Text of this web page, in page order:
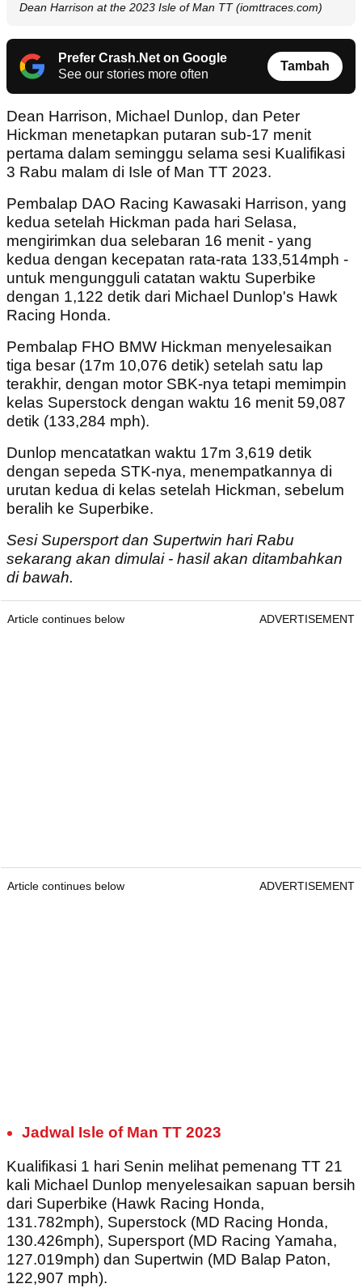
Dean Harrison at the 2023 Isle of Man TT (iomttraces.com)
Prefer Crash.Net on Google
See our stories more often
Tambah
Dean Harrison, Michael Dunlop, dan Peter
Hickman menetapkan putaran sub-17 menit
pertama dalam seminggu selama sesi Kualifikasi
3 Rabu malam di Isle of Man TT 2023.
Pembalap DAO Racing Kawasaki Harrison, yang
kedua setelah Hickman pada hari Selasa,
mengirimkan dua selebaran 16 menit - yang
kedua dengan kecepatan rata-rata 133,514mph -
untuk mengungguli catatan waktu Superbike
dengan 1,122 detik dari Michael Dunlop's Hawk
Racing Honda.
Pembalap FHO BMW Hickman menyelesaikan
tiga besar (17m 10,076 detik) setelah satu lap
terakhir, dengan motor SBK-nya tetapi memimpin
kelas Superstock dengan waktu 16 menit 59,087
detik (133,284 mph).
Dunlop mencatatkan waktu 17m 3,619 detik
dengan sepeda STK-nya, menempatkannya di
urutan kedua di kelas setelah Hickman, sebelum
beralih ke Superbike.
Sesi Supersport dan Supertwin hari Rabu
sekarang akan dimulai - hasil akan ditambahkan
di bawah.
Article continues below ADVERTISEMENT
Article continues below ADVERTISEMENT
Jadwal Isle of Man TT 2023
Kualifikasi 1 hari Senin melihat pemenang TT 21
kali Michael Dunlop menyelesaikan sapuan bersih
dari Superbike (Hawk Racing Honda,
131.782mph), Superstock (MD Racing Honda,
130.426mph), Supersport (MD Racing Yamaha,
127.019mph) dan Supertwin (MD Balap Paton,
122,907 mph).